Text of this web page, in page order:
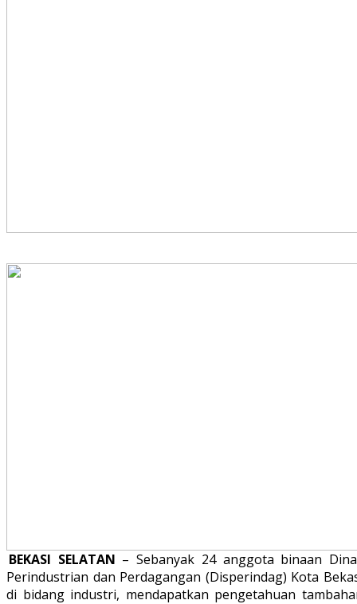
BEKASI SELATAN – Sebanyak 24 anggota binaan
Perindustrian dan Perdagangan (Disperindag) Kota
di bidang industri, mendapatkan pengetahuan